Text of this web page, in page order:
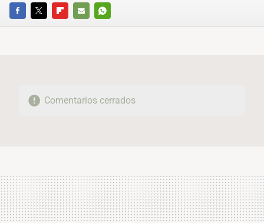
FACEBOOKTWITTERFLIPBOARD
E-
WHATSAPP
Comentarios cerrados